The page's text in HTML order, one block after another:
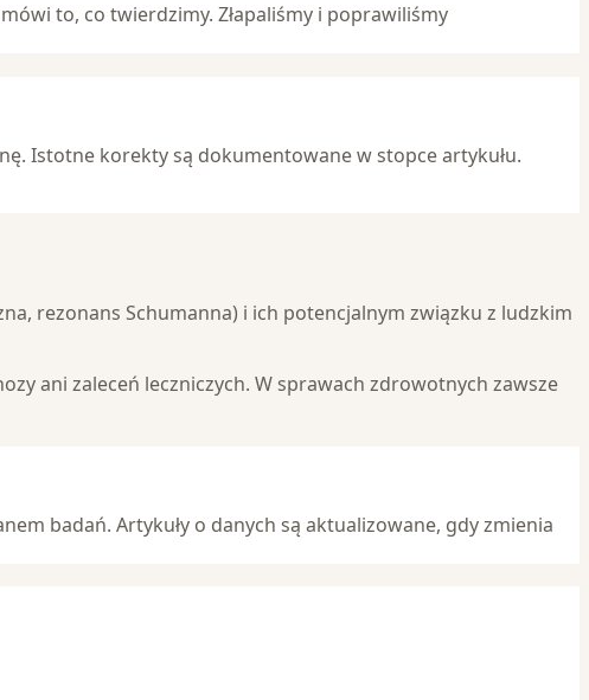
to, co twierdzimy. Złapaliśmy i poprawiliśmy
Istotne korekty są dokumentowane w stopce artykułu.
rezonans Schumanna) i ich potencjalnym związku z ludzkim
ani zaleceń leczniczych. W sprawach zdrowotnych zawsze
badań. Artykuły o danych są aktualizowane, gdy zmienia